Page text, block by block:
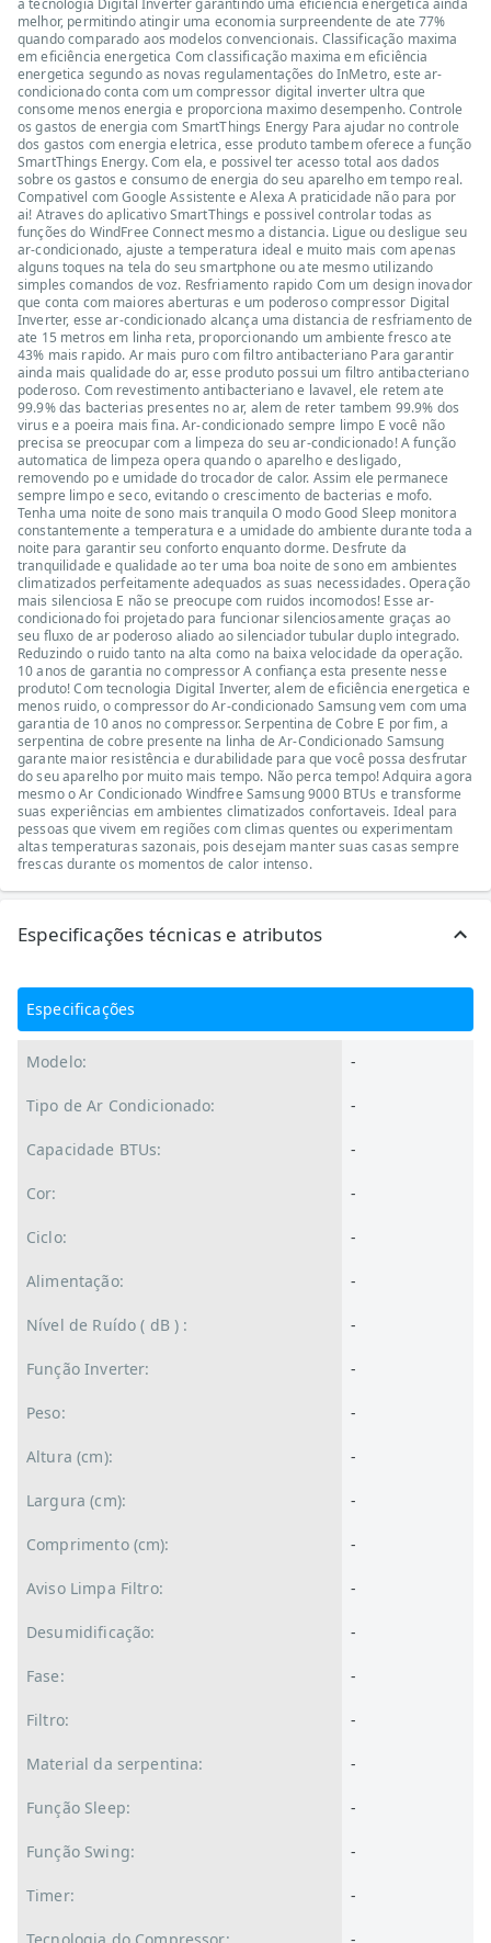
a tecnologia Digital Inverter garantindo uma eficiência energetica ainda
melhor, permitindo atingir uma economia surpreendente de ate 77%
quando comparado aos modelos convencionais. Classificação maxima
em eficiência energetica Com classificação maxima em eficiência
energetica segundo as novas regulamentações do InMetro, este ar-
condicionado conta com um compressor digital inverter ultra que
consome menos energia e proporciona maximo desempenho. Controle
os gastos de energia com SmartThings Energy Para ajudar no controle
dos gastos com energia eletrica, esse produto tambem oferece a função
SmartThings Energy. Com ela, e possivel ter acesso total aos dados
sobre os gastos e consumo de energia do seu aparelho em tempo real.
Compativel com Google Assistente e Alexa A praticidade não para por
ai! Atraves do aplicativo SmartThings e possivel controlar todas as
funções do WindFree Connect mesmo a distancia. Ligue ou desligue seu
ar-condicionado, ajuste a temperatura ideal e muito mais com apenas
alguns toques na tela do seu smartphone ou ate mesmo utilizando
simples comandos de voz. Resfriamento rapido Com um design inovador
que conta com maiores aberturas e um poderoso compressor Digital
Inverter, esse ar-condicionado alcança uma distancia de resfriamento de
ate 15 metros em linha reta, proporcionando um ambiente fresco ate
43% mais rapido. Ar mais puro com filtro antibacteriano Para garantir
ainda mais qualidade do ar, esse produto possui um filtro antibacteriano
poderoso. Com revestimento antibacteriano e lavavel, ele retem ate
99.9% das bacterias presentes no ar, alem de reter tambem 99.9% dos
virus e a poeira mais fina. Ar-condicionado sempre limpo E você não
precisa se preocupar com a limpeza do seu ar-condicionado! A função
automatica de limpeza opera quando o aparelho e desligado,
removendo po e umidade do trocador de calor. Assim ele permanece
sempre limpo e seco, evitando o crescimento de bacterias e mofo.
Tenha uma noite de sono mais tranquila O modo Good Sleep monitora
constantemente a temperatura e a umidade do ambiente durante toda a
noite para garantir seu conforto enquanto dorme. Desfrute da
tranquilidade e qualidade ao ter uma boa noite de sono em ambientes
climatizados perfeitamente adequados as suas necessidades. Operação
mais silenciosa E não se preocupe com ruidos incomodos! Esse ar-
condicionado foi projetado para funcionar silenciosamente graças ao
seu fluxo de ar poderoso aliado ao silenciador tubular duplo integrado.
Reduzindo o ruido tanto na alta como na baixa velocidade da operação.
10 anos de garantia no compressor A confiança esta presente nesse
produto! Com tecnologia Digital Inverter, alem de eficiência energetica e
menos ruido, o compressor do Ar-condicionado Samsung vem com uma
garantia de 10 anos no compressor. Serpentina de Cobre E por fim, a
serpentina de cobre presente na linha de Ar-Condicionado Samsung
garante maior resistência e durabilidade para que você possa desfrutar
do seu aparelho por muito mais tempo. Não perca tempo! Adquira agora
mesmo o Ar Condicionado Windfree Samsung 9000 BTUs e transforme
suas experiências em ambientes climatizados confortaveis. Ideal para
pessoas que vivem em regiões com climas quentes ou experimentam
altas temperaturas sazonais, pois desejam manter suas casas sempre
frescas durante os momentos de calor intenso.
Especificações técnicas e atributos
Especificações
Modelo: -
Tipo de Ar Condicionado: -
Capacidade BTUs: -
Cor: -
Ciclo: -
Alimentação: -
Nível de Ruído ( dB ) : -
Função Inverter: -
Peso: -
Altura (cm): -
Largura (cm): -
Comprimento (cm): -
Aviso Limpa Filtro: -
Desumidificação: -
Fase: -
Filtro: -
Material da serpentina: -
Função Sleep: -
Função Swing: -
Timer: -